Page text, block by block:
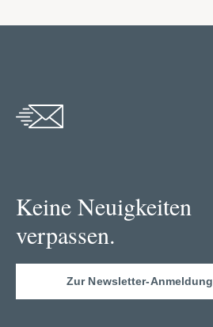
Keine Neuigkeiten
verpassen.
Zur Newsletter-Anmeldung